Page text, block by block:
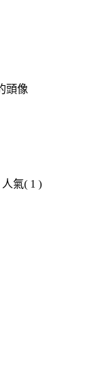
人氣( 1 )